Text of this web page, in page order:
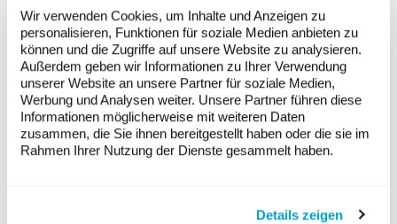
Wir verwenden Cookies, um Inhalte und Anzeigen zu
personalisieren, Funktionen für soziale Medien anbieten zu
können und die Zugriffe auf unsere Website zu analysieren.
Außerdem geben wir Informationen zu Ihrer Verwendung
unserer Website an unsere Partner für soziale Medien,
Werbung und Analysen weiter. Unsere Partner führen diese
Informationen möglicherweise mit weiteren Daten
zusammen, die Sie ihnen bereitgestellt haben oder die sie im
Rahmen Ihrer Nutzung der Dienste gesammelt haben.
Details zeigen
über dem Durchschnitt und der sehr
warme Herbst trugen ebenfalls zur hohen
Solarstromproduktion bei. Entsprechend
profitierte das Sonnenkraftwerk Mont-
Soleil von dieser Wetterlage und konnte
615’000 kWh erzeugen. Das Kraftwerk
erzielte das viertbeste Jahr seit seiner
Inbetriebnahme 1992 und den besten Juli
ursprünglichen Solarmodulen erzielt